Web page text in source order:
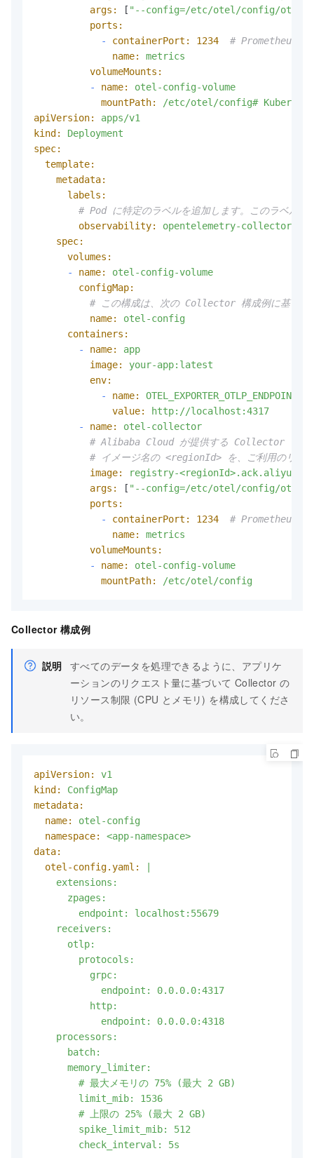
args:
[ "--config=/etc/otel/config/otel-
ports:
-
containerPort: 1234
# Prometheus エ
name:
metrics
volumeMounts:
-
name:
otel-config-volume
mountPath:
/etc/otel/config#
apiVersion:
apps/v1
kind:
Deployment
spec:
template:
metadata:
labels:
# Pod に特定のラベルを追加します。このラベルは
observability:
opentelemetry-collector
spec:
volumes:
-
name:
otel-config-volume
configMap:
# この構成は、次の Collector 構成例に基づい
name:
otel-config
containers:
-
name:
app
image:
your-app:latest
env:
-
name:
OTEL_EXPORTER_OTLP_ENDPOINT
value:
http://localhost:4317
-
name:
otel-collector
# Alibaba Cloud が提供する Collector イメー
# イメージ名の <regionId> を、ご利用のリー
image:
registry-
args:
[ "--config=/etc/otel/config/otel-
ports:
-
containerPort: 1234
# Prometheus エ
name:
metrics
volumeMounts:
-
name:
otel-config-volume
mountPath:
/etc/otel/config
Collector 構成例
説明 すべてのデータを処理できるように、アプリケ
ーションのリクエスト量に基づいて Collector の
リソース制限 (CPU とメモリ) を構成してくださ
い。
apiVersion:
v1
kind:
ConfigMap
metadata:
name:
otel-config
namespace:
<app-namespace>
data:
otel-config.yaml:
    extensions:
      zpages:
        endpoint: localhost:55679
    receivers:
      otlp:
        protocols:
          grpc:
            endpoint: 0.0.0.0:4317
          http:
            endpoint: 0.0.0.0:4318
    processors:
      batch:
      memory_limiter:
        # 最大メモリの 75% (最大 2 GB)
        limit_mib: 1536
        # 上限の 25% (最大 2 GB)
        spike_limit_mib: 512
        check_interval: 5s